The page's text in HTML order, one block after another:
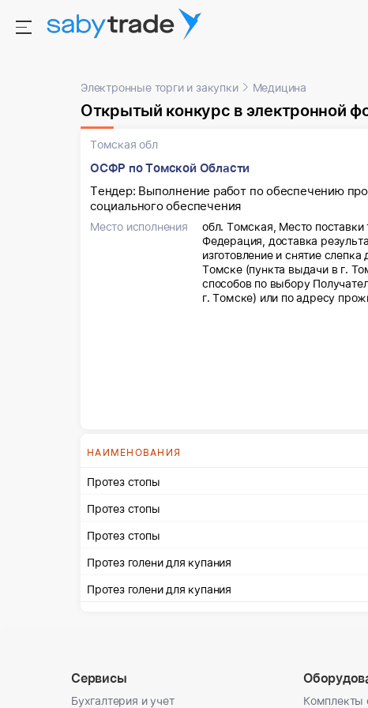
Электронные торги и закупки Медицина
Открытый конкурс в электронной
Томская обл
ОСФР по Томской Области
Тендер: Выполнение работ по обеспечению
социального обеспечения
Место исполнения
обл. Томская, Место поставки
Федерация, доставка
изготовление и снятие
Томске (пункта выдачи в г.
способов по выбору
г. Томске) или по адресу
НАИМЕНОВАНИЯ
Протез стопы
Протез стопы
Протез стопы
Протез голени для купания
Протез голени для купания
Сервисы
Бухгалтерия и учет Комплекты